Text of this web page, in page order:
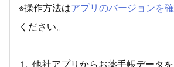
※操作方法はアプリのバージョンを
ください。
他社アプリからお薬手帳データ